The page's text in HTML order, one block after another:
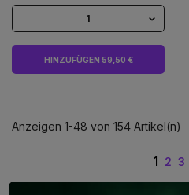
1
HINZUFÜGEN 59,50 €
Anzeigen 1-48 von 154 Artikel(n)
1 2 3